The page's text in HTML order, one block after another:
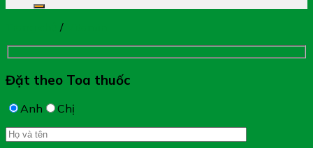
/
Đặt theo Toa thuốc
Anh Chị